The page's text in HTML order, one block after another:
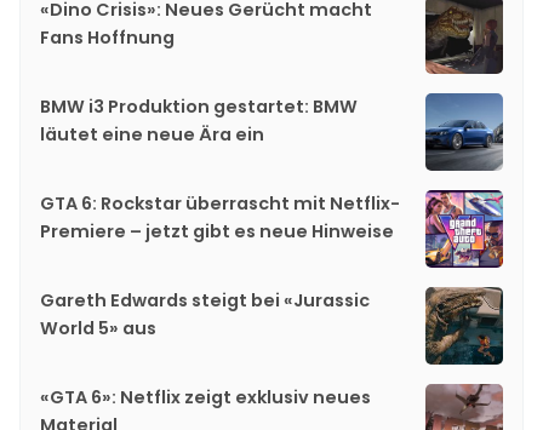
«Dino Crisis»: Neues Gerücht macht
Fans Hoffnung
BMW i3 Produktion gestartet: BMW
läutet eine neue Ära ein
GTA 6: Rockstar überrascht mit Netflix-
Premiere – jetzt gibt es neue Hinweise
Gareth Edwards steigt bei «Jurassic
World 5» aus
«GTA 6»: Netflix zeigt exklusiv neues
Material